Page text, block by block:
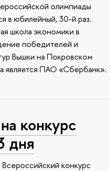
олимпиады
в юбилейный, 30-й раз.
школа экономики в
победителей и
Вышки на Покровском
является ПАО «Сбербанк».
конкурс
дня
Всероссийский конкурс